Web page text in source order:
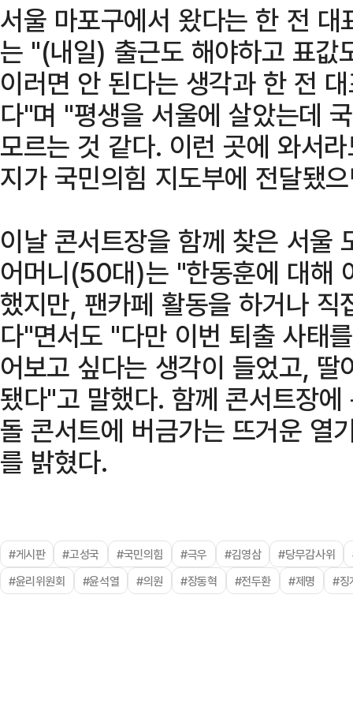
서울 마포구에서 왔다는 한 전
는 "(내일) 출근도 해야하고 표값
이러면 안 된다는 생각과 한 전
다"며 "평생을 서울에 살았는데
모르는 것 같다. 이런 곳에 와서
지가 국민의힘 지도부에 전달됐
이날 콘서트장을 함께 찾은 서울
어머니(50대)는 "한동훈에 대해
했지만, 팬카페 활동을 하거나
다"면서도 "다만 이번 퇴출 사태
어보고 싶다는 생각이 들었고,
됐다"고 말했다. 함께 콘서트장
돌 콘서트에 버금가는 뜨거운 열
를 밝혔다.
#게시판 #고성국 #국민의힘 #극우 #김영삼 #당무감사위
#윤리위원회
#윤석열 #의원 #장동혁 #전두환 #제명 #징